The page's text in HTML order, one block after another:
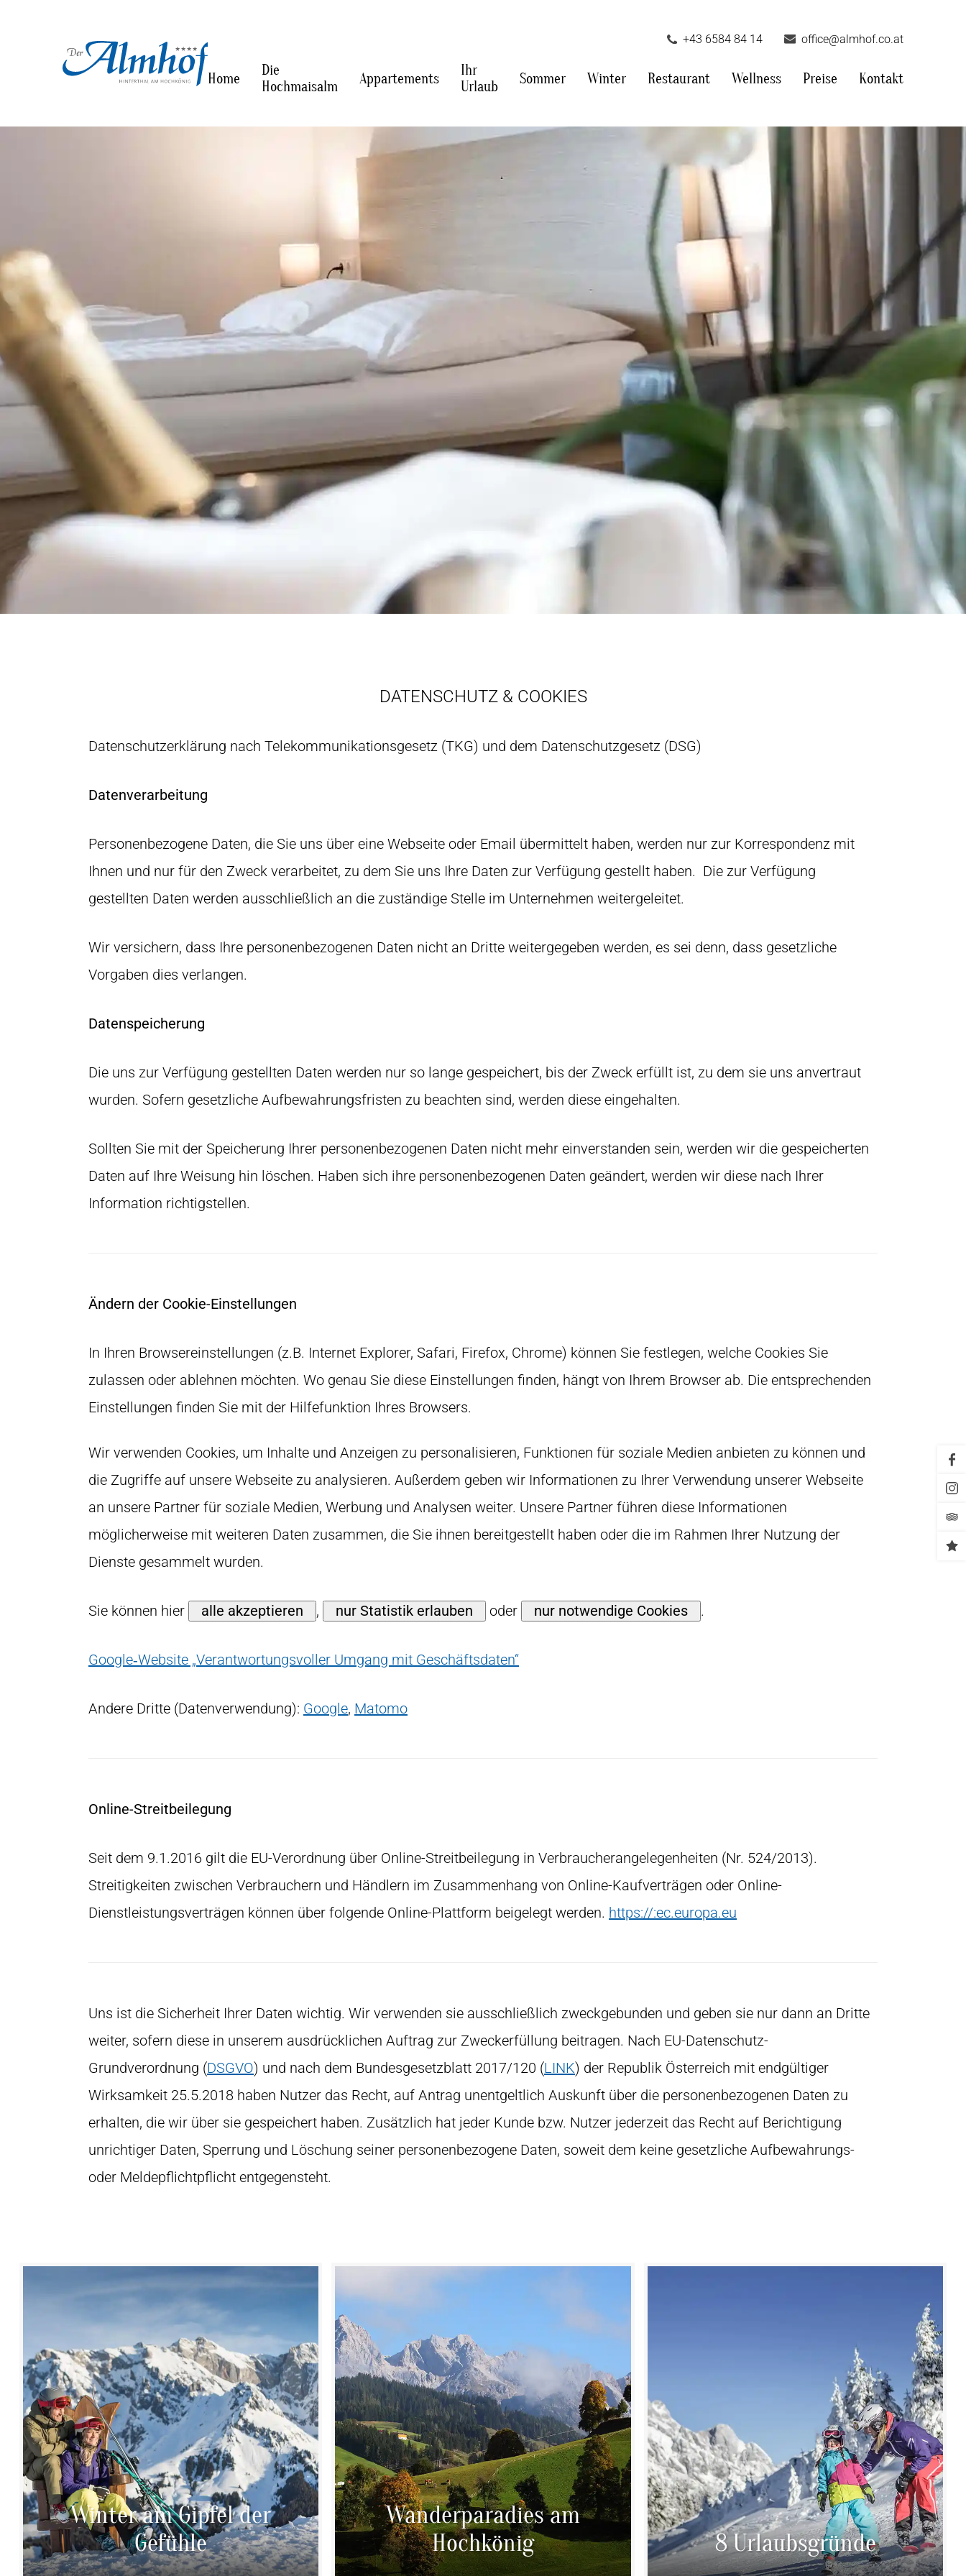
+43 6584 84 14 office@almhof.co.at
Home
Die
Hochmaisalm
Appartements
Ihr
Urlaub
Sommer Winter Restaurant Wellness Preise Kontakt
DATENSCHUTZ & COOKIES
Datenschutzerklärung nach Telekommunikationsgesetz (TKG) und dem Datenschutzgesetz (DSG)
Datenverarbeitung
Personenbezogene Daten, die Sie uns über eine Webseite oder Email übermittelt haben, werden nur zur Korrespondenz mit
Ihnen und nur für den Zweck verarbeitet, zu dem Sie uns Ihre Daten zur Verfügung gestellt haben. Die zur Verfügung
gestellten Daten werden ausschließlich an die zuständige Stelle im Unternehmen weitergeleitet.
Wir versichern, dass Ihre personenbezogenen Daten nicht an Dritte weitergegeben werden, es sei denn, dass gesetzliche
Vorgaben dies verlangen.
Datenspeicherung
Die uns zur Verfügung gestellten Daten werden nur so lange gespeichert, bis der Zweck erfüllt ist, zu dem sie uns anvertraut
wurden. Sofern gesetzliche Aufbewahrungsfristen zu beachten sind, werden diese eingehalten.
Sollten Sie mit der Speicherung Ihrer personenbezogenen Daten nicht mehr einverstanden sein, werden wir die gespeicherten
Daten auf Ihre Weisung hin löschen. Haben sich ihre personenbezogenen Daten geändert, werden wir diese nach Ihrer
Information richtigstellen.
Ändern der Cookie-Einstellungen
In Ihren Browsereinstellungen (z.B. Internet Explorer, Safari, Firefox, Chrome) können Sie festlegen, welche Cookies Sie
zulassen oder ablehnen möchten. Wo genau Sie diese Einstellungen finden, hängt von Ihrem Browser ab. Die entsprechenden
Einstellungen finden Sie mit der Hilfefunktion Ihres Browsers.
Wir verwenden Cookies, um Inhalte und Anzeigen zu personalisieren, Funktionen für soziale Medien anbieten zu können und
die Zugriffe auf unsere Webseite zu analysieren. Außerdem geben wir Informationen zu Ihrer Verwendung unserer Webseite
an unsere Partner für soziale Medien, Werbung und Analysen weiter. Unsere Partner führen diese Informationen
möglicherweise mit weiteren Daten zusammen, die Sie ihnen bereitgestellt haben oder die im Rahmen Ihrer Nutzung der
Dienste gesammelt wurden.
Sie können hier alle akzeptieren , nur Statistik erlauben oder nur notwendige Cookies .
Google‑Website „Verantwortungsvoller Umgang mit Geschäftsdaten“
Andere Dritte (Datenverwendung): Google, Matomo
Online-Streitbeilegung
Seit dem 9.1.2016 gilt die EU-Verordnung über Online-Streitbeilegung in Verbraucherangelegenheiten (Nr. 524/2013).
Streitigkeiten zwischen Verbrauchern und Händlern im Zusammenhang von Online-Kaufverträgen oder Online-
Dienstleistungsverträgen können über folgende Online-Plattform beigelegt werden. https://:ec.europa.eu
Uns ist die Sicherheit Ihrer Daten wichtig. Wir verwenden sie ausschließlich zweckgebunden und geben sie nur dann an Dritte
weiter, sofern diese in unserem ausdrücklichen Auftrag zur Zweckerfüllung beitragen. Nach EU-Datenschutz-
Grundverordnung (DSGVO) und nach dem Bundesgesetzblatt 2017/120 (LINK) der Republik Österreich mit endgültiger
Wirksamkeit 25.5.2018 haben Nutzer das Recht, auf Antrag unentgeltlich Auskunft über die personenbezogenen Daten zu
erhalten, die wir über sie gespeichert haben. Zusätzlich hat jeder Kunde bzw. Nutzer jederzeit das Recht auf Berichtigung
unrichtiger Daten, Sperrung und Löschung seiner personenbezogene Daten, soweit dem keine gesetzliche Aufbewahrungs-
oder Meldepflichtpflicht entgegensteht.
Winter am Gipfel der
Gefühle
Wanderparadies am
Hochkönig
8 Urlaubsgründe